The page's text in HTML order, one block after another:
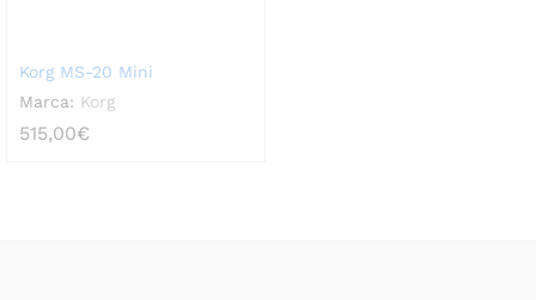
Korg MS-20 Mini
Marca: Korg
515,00€